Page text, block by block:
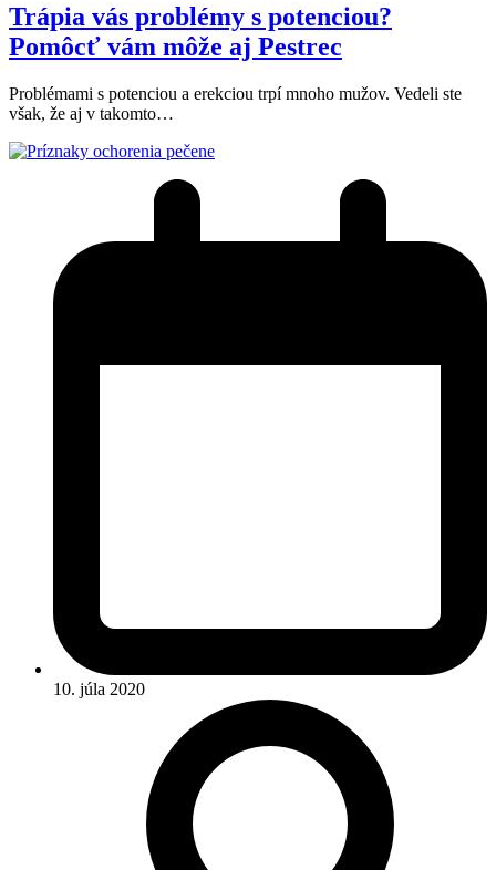
Trápia vás problémy s potenciou?
Pomôcť vám môže aj Pestrec
Problémami s potenciou a erekciou trpí mnoho mužov. Vedeli ste
však, že aj v takomto…
10. júla 2020